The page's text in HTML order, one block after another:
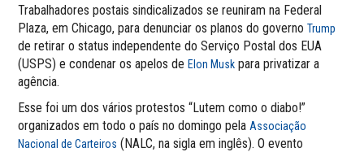
Trabalhadores postais sindicalizados se reuniram na Federal
Plaza, em Chicago, para denunciar os planos do governoTrump
de retirar o status independente do Serviço Postal dos EUA
(USPS) e condenar os apelos deElon Musk para privatizar a
agência.
Esse foi um dos vários protestos “Lutem como o diabo!”
organizados em todo o país no domingo pela Associação
Nacional de Carteiros (NALC, na sigla em inglês). O evento